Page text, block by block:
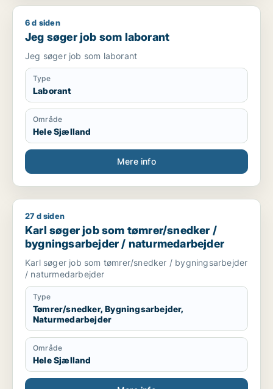
Jeg søger job som laborant
6 d siden
Jeg søger job som laborant
Jeg søger job som laborant
Type
Laborant
Område
Hele Sjælland
Mere info
Karl søger job som tømrer/snedker / bygningsarbejder /
27 d siden
Karl søger job som tømrer/snedker /
bygningsarbejder / naturmedarbejder
Karl søger job som tømrer/snedker / bygningsarbejder
/ naturmedarbejder
Type
Tømrer/snedker, Bygningsarbejder,
Naturmedarbejder
Område
Hele Sjælland